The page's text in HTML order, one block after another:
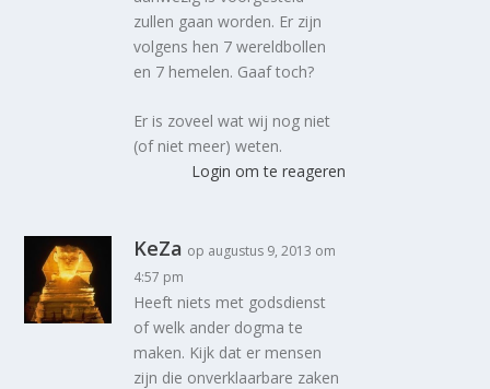
zullen gaan worden. Er zijn
volgens hen 7 wereldbollen
en 7 hemelen. Gaaf toch?
Er is zoveel wat wij nog niet
(of niet meer) weten.
Login om te reageren
KeZa op augustus 9, 2013 om
4:57 pm
Heeft niets met godsdienst
of welk ander dogma te
maken. Kijk dat er mensen
zijn die onverklaarbare zaken